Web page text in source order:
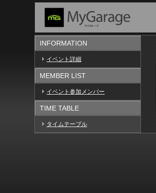
INFORMATION
イベント詳細
MEMBER LIST
イベント参加メンバー
TIME TABLE
タイムテーブル